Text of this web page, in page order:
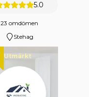
5.0
23 omdömen
Stehag
Utmärkt